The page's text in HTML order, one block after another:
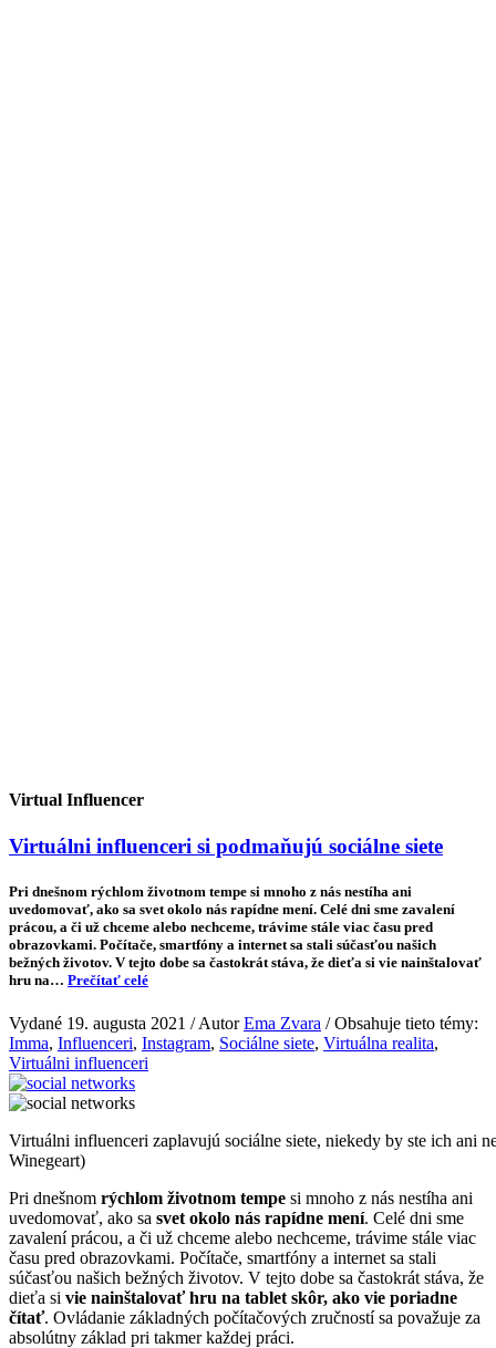
Virtual Influencer
Virtuálni influenceri si podmaňujú sociálne siete
Pri dnešnom rýchlom životnom tempe si mnoho z nás nestíha ani
uvedomovať, ako sa svet okolo nás rapídne mení. Celé dni sme zavalení
prácou, a či už chceme alebo nechceme, trávime stále viac času pred
obrazovkami. Počítače, smartfóny a internet sa stali súčasťou našich
bežných životov. V tejto dobe sa častokrát stáva, že dieťa si vie nainštalovať
hru na… Prečítať celé
Vydané 19. augusta 2021 / AutorEma Zvara / Obsahuje tieto témy:
Imma, Influenceri, Instagram, Sociálne siete, Virtuálna realita,
Virtuálni influenceri
Virtuálni influenceri zaplavujú sociálne siete, niekedy by ste ich ani
Winegeart)
Pri dnešnom rýchlom životnom tempe si mnoho z nás nestíha ani
uvedomovať, ako sa svet okolo nás rapídne mení. Celé dni sme
zavalení prácou, a či už chceme alebo nechceme, trávime stále viac
času pred obrazovkami. Počítače, smartfóny a internet sa stali
súčasťou našich bežných životov. V tejto dobe sa častokrát stáva, že
dieťa si vie nainštalovať hru na tablet skôr, ako vie poriadne
čítať. Ovládanie základných počítačových zručností sa považuje za
absolútny základ pri takmer každej práci.